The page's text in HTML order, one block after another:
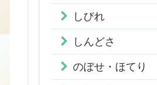
しびれ
しんどさ
のぼせ・ほてり